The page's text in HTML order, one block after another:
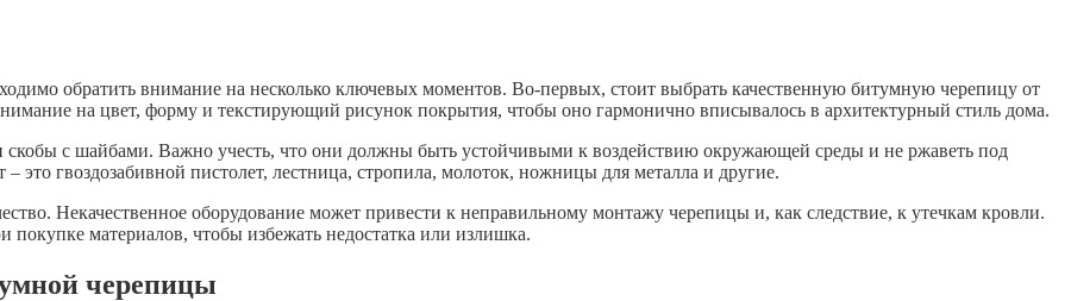
обратить внимание на несколько ключевых моментов. Во-первых, стоит выбрать качественную битумную черепицу от
на цвет, форму и текстирующий рисунок покрытия, чтобы оно гармонично вписывалось в архитектурный стиль дома.
скобы с шайбами. Важно учесть, что они должны быть устойчивыми к воздействию окружающей среды и не ржаветь под
это гвоздозабивной пистолет, лестница, стропила, молоток, ножницы для металла и другие.
Некачественное оборудование может привести к неправильному монтажу черепицы и, как следствие, к утечкам кровли.
материалов, чтобы избежать недостатка или излишка.
черепицы